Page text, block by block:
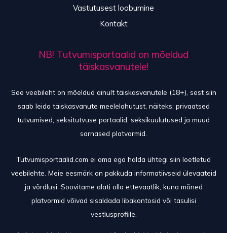
Vastutusest loobumine
Kontakt
NB! Tutvumisportaalid on mõeldud
täiskasvanutele!
See veebileht on mõeldud ainult täiskasvanutele (18+), sest siin
saab leida täiskasvanute meelelahutust, näiteks: privaatsed
tutvumised, seksitutvuse portaalid, seksikuulutused ja muud
sarnased platvormid.
Tutvumisportaalid.com ei oma ega halda ühtegi siin loetletud
veebilehte. Meie eesmärk on pakkuda informatiivseid ülevaateid
ja võrdlusi. Soovitame alati olla ettevaatlik, kuna mõned
platvormid võivad sisaldada libakontosid või tasulisi
vestlusprofiile.